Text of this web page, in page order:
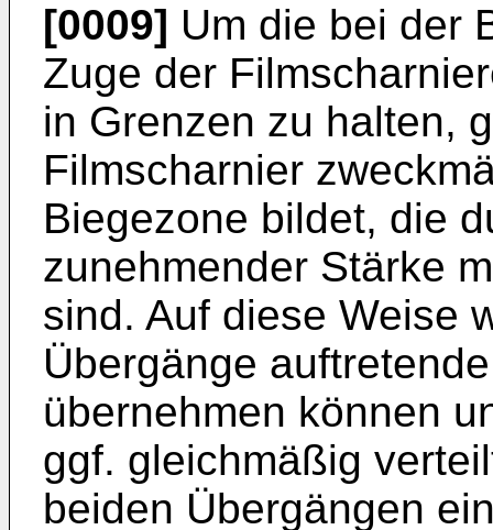
[0009] Um die bei der
Zuge der
in Grenzen zu halten,
Filmscharnier
Biegezone bildet, die
zunehmender Stärke
sind. Auf diese Weise
Übergänge
übernehmen können
ggf. gleichmäßig
beiden Übergängen